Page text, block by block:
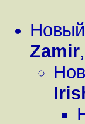
Zamir,